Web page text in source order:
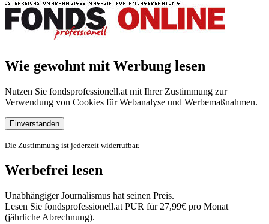
Wie gewohnt mit Werbung lesen
Nutzen Sie fondsprofessionell.at mit Ihrer Zustimmung zur
Verwendung von Cookies für Webanalyse und Werbemaßnahmen.
Einverstanden
Die Zustimmung ist jederzeit widerrufbar.
Werbefrei lesen
Unabhängiger Journalismus hat seinen Preis.
Lesen Sie fondsprofessionell.at PUR für 27,99€ pro Monat
(jährliche Abrechnung).